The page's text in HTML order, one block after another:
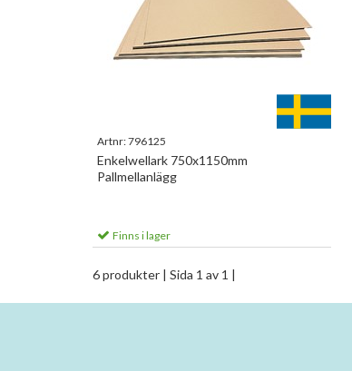
Artnr:796125
Enkelwellark 750x1150mm
Pallmellanlägg
Finns i lager
6 produkter | Sida 1 av 1 |